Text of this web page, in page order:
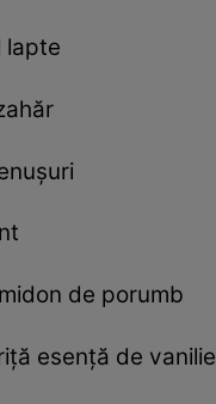
lapte
de porumb
esență de vanilie